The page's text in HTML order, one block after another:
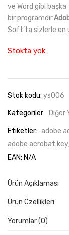
ve Word gibi
bir programdır.
Soft’ta sizlerle en
Stokta yok
Stok kodu: ys006
Kategoriler: Diğer
Etiketler: adobe
adobe acrobat key
EAN: N/A
Ürün Açıklaması
Ürün Özellikleri
Yorumlar (0)